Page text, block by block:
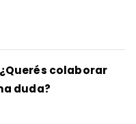
colaborar
duda?